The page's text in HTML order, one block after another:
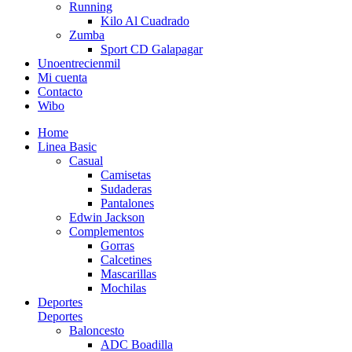
Running
Kilo Al Cuadrado
Zumba
Sport CD Galapagar
Unoentrecienmil
Mi cuenta
Contacto
Wibo
Home
Linea Basic
Casual
Camisetas
Sudaderas
Pantalones
Edwin Jackson
Complementos
Gorras
Calcetines
Mascarillas
Mochilas
Deportes
Deportes
Baloncesto
ADC Boadilla